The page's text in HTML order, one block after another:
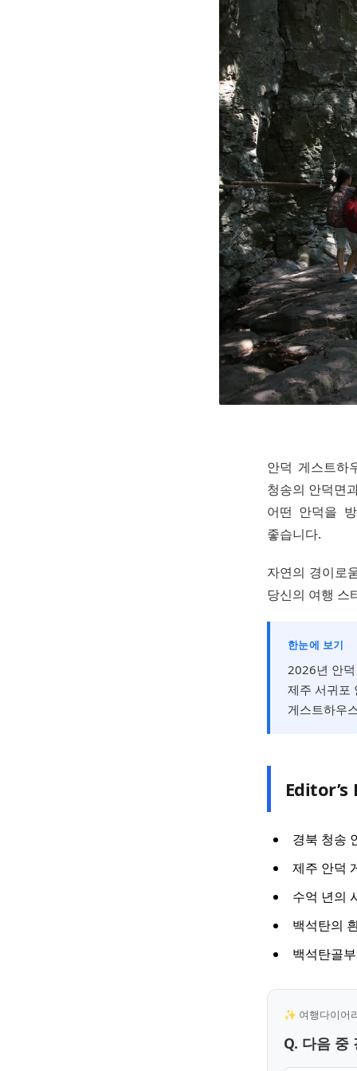
안덕 게스트하
청송의 안덕면
어떤 안덕을
좋습니다.
자연의 경이로
당신의 여행 스
한눈에 보기
2026년 안
제주 서귀포
게스트하우
Editor’s
경북 청송
제주 안덕
수억 년의
백석탄의
백석탄골
✨ 여행다이어
Q. 다음 중